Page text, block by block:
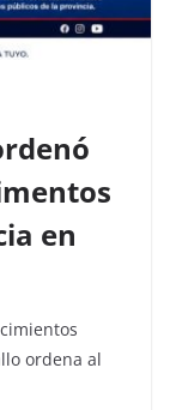
en
ordena al